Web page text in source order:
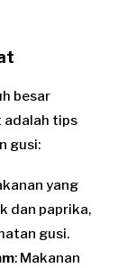
besar
adalah tips
gusi:
yang
dan paprika,
gusi.
: Makanan